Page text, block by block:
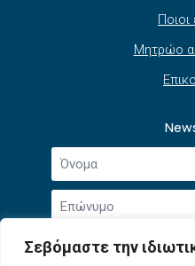
Σεβόμαστε την
Ποιοι
Μητρώο
Όνομα
Επώνυμο
Email
*